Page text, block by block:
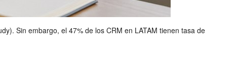
Sin embargo, el 47% de los CRM en LATAM tienen tasa de